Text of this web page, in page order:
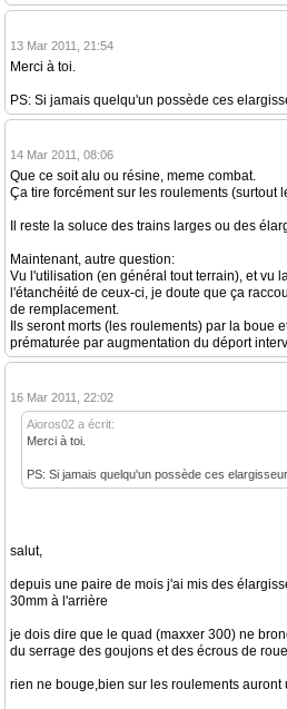
13 Mar 2011, 21:54
Merci à toi.
PS: Si jamais quelqu'un possède ces
14 Mar 2011, 08:06
Que ce soit alu ou résine, meme combat.
Ça tire forcément sur les roulements (surtout
Il reste la soluce des trains larges ou des
Maintenant, autre question:
Vu l'utilisation (en général tout terrain), et vu
l'étanchéité de ceux-ci, je doute que ça
de remplacement.
Ils seront morts (les roulements) par la boue
prématurée par augmentation du déport
16 Mar 2011, 22:02
Aioros02 a écrit:
Merci à toi.
PS: Si jamais quelqu'un possède ces
salut,
depuis une paire de mois j'ai mis des
30mm à l'arrière
je dois dire que le quad (maxxer 300) ne
du serrage des goujons et des écrous de
rien ne bouge,bien sur les roulements